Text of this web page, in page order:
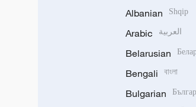
Albanian Shqip
Arabic العربية
Belarusian
Bengali বাংলা
Bulgarian